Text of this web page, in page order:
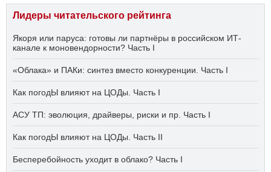
Лидеры читательского рейтинга
Якоря или паруса: готовы ли партнёры в российском ИТ-
канале к моновендорности? Часть I
«Облака» и ПАКи: синтез вместо конкуренции. Часть I
Как погодЫ влияют на ЦОДы. Часть I
АСУ ТП: эволюция, драйверы, риски и пр. Часть I
Как погодЫ влияют на ЦОДы. Часть II
Бесперебойность уходит в облако? Часть I